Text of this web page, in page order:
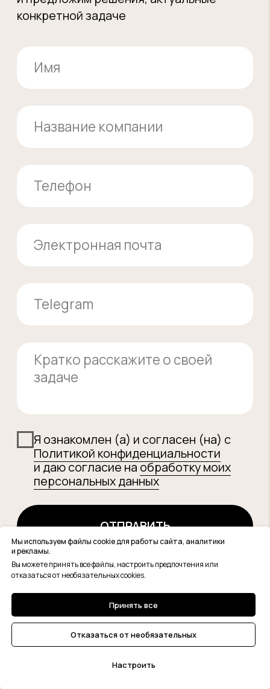
Мы используем файлы cookie для работы сайта, аналитики
и рекламы.
Вы можете принять все файлы, настроить предпочтения или
отказаться от необязательных cookies.
Принять все
Отказаться от необязательных
Настроить